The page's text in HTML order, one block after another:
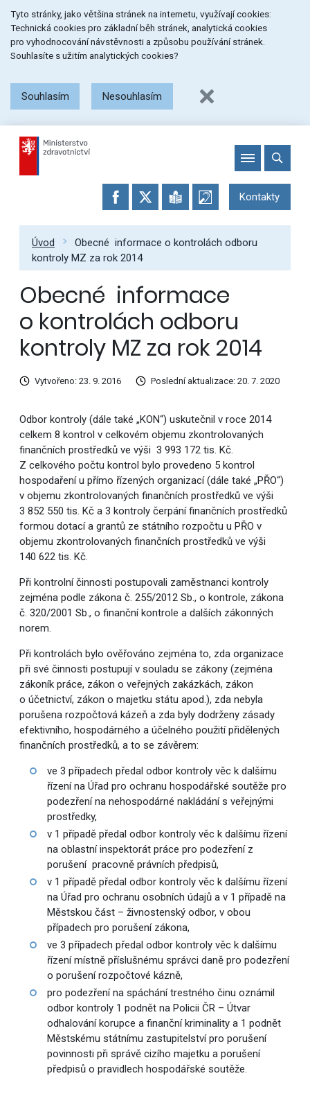
na
menu
na
obsah
na
patičku
stránky
Tyto stránky, jako většina stránek na internetu, využívají cookies:
Technická cookies pro základní běh stránek, analytická cookies
pro vyhodnocování návstěvnosti a způsobu používání stránek.
Souhlasíte s užitím analytických cookies?
Souhlasím Nesouhlasím
Kontakty
Úvod
Obecné informace o kontrolách odboru
kontroly MZ za rok 2014
Obecné informace
o kontrolách odboru
kontroly MZ za rok 2014
Vytvořeno: 23. 9. 2016 Poslední aktualizace: 20. 7. 2020
Odbor kontroly (dále také „KON“) uskutečnil v roce 2014
celkem 8 kontrol v celkovém objemu zkontrolovaných
finančních prostředků ve výši 3 993 172 tis. Kč.
Z celkového počtu kontrol bylo provedeno 5 kontrol
hospodaření u přímo řízených organizací (dále také „PŘO“)
v objemu zkontrolovaných finančních prostředků ve výši
3 852 550 tis. Kč a 3 kontroly čerpání finančních prostředků
formou dotací a grantů ze státního rozpočtu u PŘO v
objemu zkontrolovaných finančních prostředků ve výši
140 622 tis. Kč.
Při kontrolní činnosti postupovali zaměstnanci kontroly
zejména podle zákona č. 255/2012 Sb., o kontrole, zákona
č. 320/2001 Sb., o finanční kontrole a dalších zákonných
norem.
Při kontrolách bylo ověřováno zejména to, zda organizace
při své činnosti postupují v souladu se zákony (zejména
zákoník práce, zákon o veřejných zakázkách, zákon
o účetnictví, zákon o majetku státu apod.), zda nebyla
porušena rozpočtová kázeň a zda byly dodrženy zásady
efektivního, hospodárného a účelného použití přidělených
finančních prostředků, a to se závěrem:
ve 3 případech předal odbor kontroly věc k dalšímu
řízení na Úřad pro ochranu hospodářské soutěže pro
podezření na nehospodárné nakládání s veřejnými
prostředky,
v 1 případě předal odbor kontroly věc k dalšímu řízení
na oblastní inspektorát práce pro podezření z
porušení pracovně právních předpisů,
v 1 případě předal odbor kontroly věc k dalšímu řízení
na Úřad pro ochranu osobních údajů a v 1 případě na
Městskou část – živnostenský odbor, v obou
případech pro porušení zákona,
ve 3 případech předal odbor kontroly věc k dalšímu
řízení místně příslušnému správci daně pro podezření
o porušení rozpočtové kázně,
pro podezření na spáchání trestného činu oznámil
odbor kontroly 1 podnět na Policii ČR – Útvar
odhalování korupce a finanční kriminality a 1 podnět
Městskému státnímu zastupitelství pro porušení
povinnosti při správě cizího majetku a porušení
předpisů o pravidlech hospodářské soutěže.